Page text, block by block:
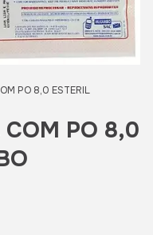
PO 8,0 ESTERIL
COM PO 8,0